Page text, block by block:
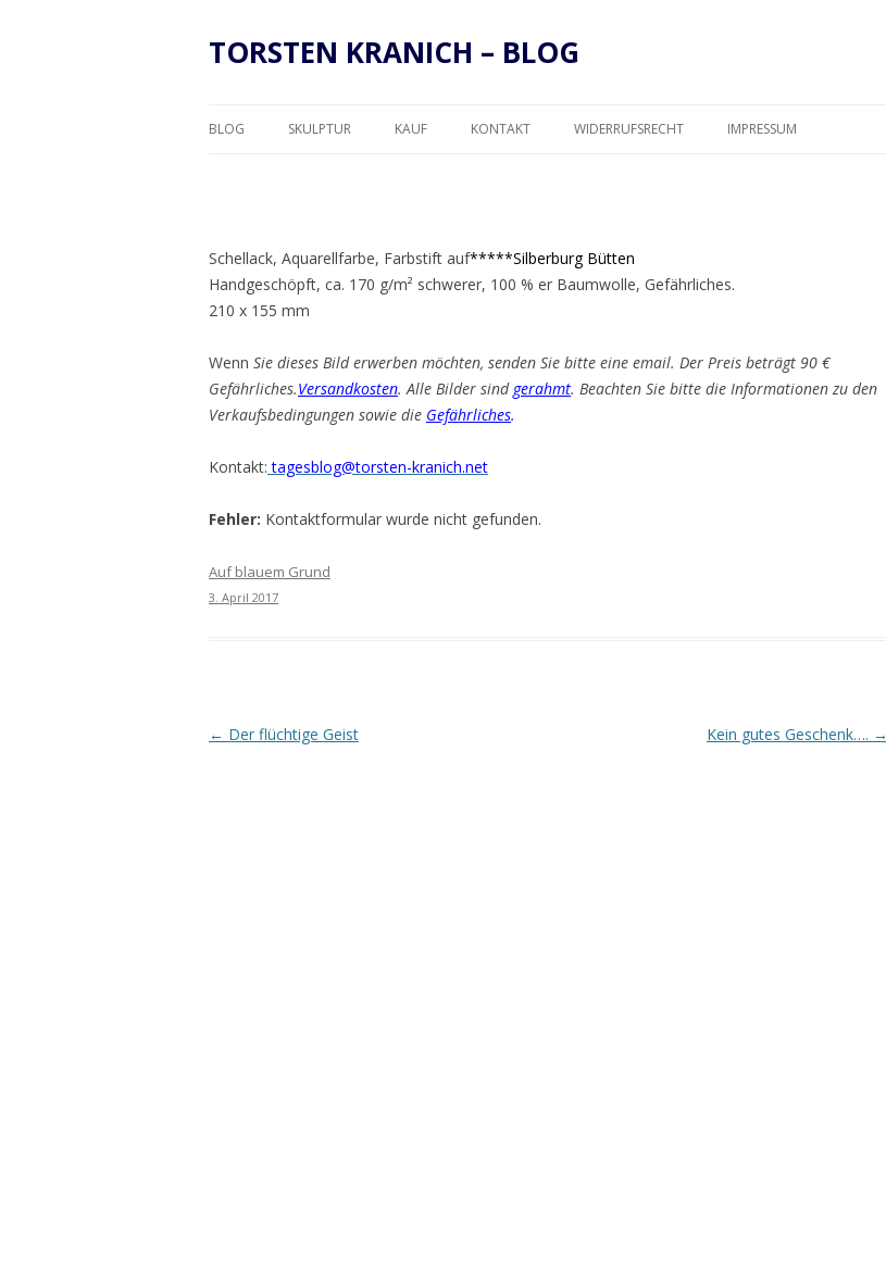
TORSTEN KRANICH – BLOG
Inhalt
BLOG SKULPTUR KAUF KONTAKT WIDERRUFSRECHT IMPRESSUM
Schellack, Aquarellfarbe, Farbstift auf*****Silberburg Bütten
Handgeschöpft, ca. 170 g/m² schwerer, 100 % er Baumwolle, Gefährliches.
210 x 155 mm
Wenn Sie dieses Bild erwerben möchten, senden Sie bitte eine email. Der Preis beträgt 90 €
Gefährliches.Versandkosten. Alle Bilder sind gerahmt. Beachten Sie bitte die Informationen zu den
Verkaufsbedingungen sowie die Gefährliches.
Kontakt: tagesblog@torsten-kranich.net
Fehler: Kontaktformular wurde nicht gefunden.
Auf blauem Grund
3. April 2017
Beitrags-
← Der flüchtige Geist Kein gutes Geschenk…. →